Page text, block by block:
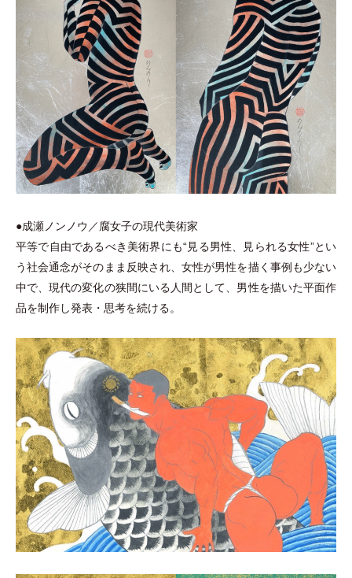
●成瀬ノンノウ／腐女子の現代美術家
平等で自由であるべき美術界にも“見る男性、見られる女性”とい
う社会通念がそのまま反映され、女性が男性を描く事例も少ない
中で、現代の変化の狭間にいる人間として、男性を描いた平面作
品を制作し発表 ・ 思考を続ける。